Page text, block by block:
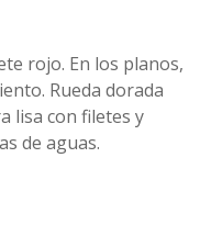
rojo. En los planos,
Rueda dorada
lisa con filetes y
de aguas.